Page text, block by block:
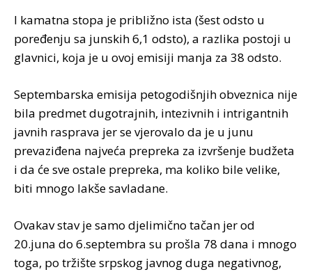
I kamatna stopa je približno ista (šest odsto u
poređenju sa junskih 6,1 odsto), a razlika postoji u
glavnici, koja je u ovoj emisiji manja za 38 odsto.
Septembarska emisija petogodišnjih obveznica nije
bila predmet dugotrajnih, intezivnih i intrigantnih
javnih rasprava jer se vjerovalo da je u junu
prevaziđena najveća prepreka za izvršenje budžeta
i da će sve ostale prepreka, ma koliko bile velike,
biti mnogo lakše savladane.
Ovakav stav je samo djelimično tačan jer od
20.juna do 6.septembra su prošla 78 dana i mnogo
toga, po tržište srpskog javnog duga negativnog,